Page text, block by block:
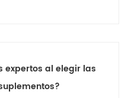
expertos al elegir las